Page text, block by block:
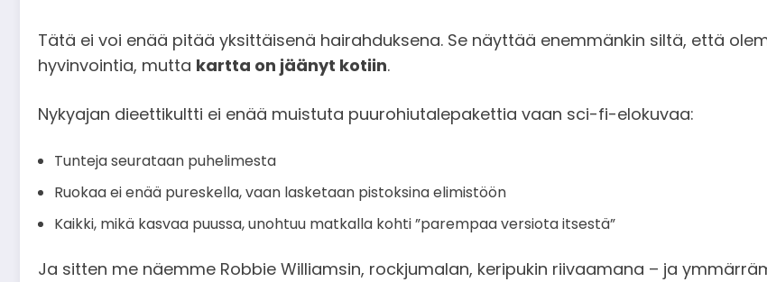
Tätä ei voi enää pitää yksittäisenä hairahduksena. Se näyttää enemmänkin siltä, että
hyvinvointia, mutta kartta on jäänyt kotiin.
Nykyajan dieettikultti ei enää muistuta puurohiutalepakettia vaan sci-fi-elokuvaa:
Tunteja seurataan puhelimesta
Ruokaa ei enää pureskella, vaan lasketaan pistoksina elimistöön
Kaikki, mikä kasvaa puussa, unohtuu matkalla kohti ”parempaa versiota itsestä”
Ja sitten me näemme Robbie Williamsin, rockjumalan, keripukin riivaamana – ja